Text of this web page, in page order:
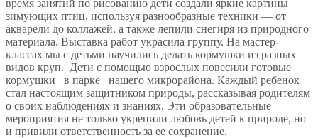
время занятий по рисованию дети создали яркие картины
зимующих птиц, используя разнообразные техники — от
акварели до коллажей, а также лепили снегиря из природного
материала. Выставка работ украсила группу. На мастер-
классах мы с детьми научились делать кормушки из разных
видов круп. Дети с помощью взрослых повесили готовые
кормушки в парке нашего микрорайона. Каждый ребенок
стал настоящим защитником природы, рассказывая родителям
о своих наблюдениях и знаниях. Эти образовательные
мероприятия не только укрепили любовь детей к природе, но
и привили ответственность за ее сохранение.